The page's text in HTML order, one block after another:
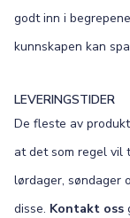
godt inn i
kunnskapen kan
LEVERINGSTIDER
De fleste av
at det som regel vil
lørdager, søndager
disse. Kontakt oss